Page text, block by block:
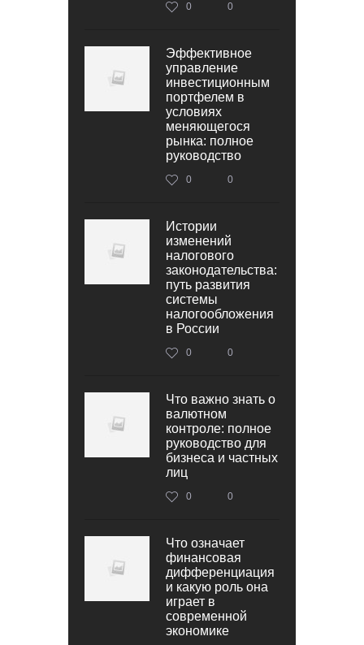
0 0
Эффективное
управление
инвестиционным
портфелем в
условиях
меняющегося
рынка: полное
руководство
0 0
Истории
изменений
налогового
законодательства:
путь развития
системы
налогообложения
в России
0 0
Что важно знать о
валютном
контроле: полное
руководство для
бизнеса и частных
лиц
0 0
Что означает
финансовая
дифференциация
и какую роль она
играет в
современной
экономике